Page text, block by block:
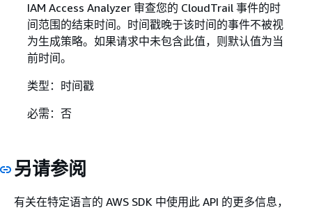
IAM Access Analyzer 审查您的 CloudTrail 事件的时
间范围的结束时间。时间戳晚于该时间的事件不被视
为生成策略。如果请求中未包含此值，则默认值为当
前时间。
类型：时间戳
必需：否
另请参阅
有关在特定语言的 AWS SDK 中使用此 API 的更多信息，